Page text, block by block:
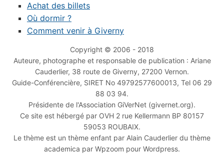
Achat des billets
Où dormir ?
Comment venir à Giverny
Copyright © 2006 - 2018
Auteure, photographe et responsable de publication : Ariane
Cauderlier, 38 route de Giverny, 27200 Vernon.
Guide-Conférencière, SIRET No 49792577600013, Tel 06 29
88 03 94.
Présidente de l'Association GiVerNet (givernet.org).
Ce site est hébergé par OVH 2 rue Kellermann BP 80157
59053 ROUBAIX.
Le thème est un thème enfant par Alain Cauderlier du thème
academica par Wpzoom pour Wordpress.